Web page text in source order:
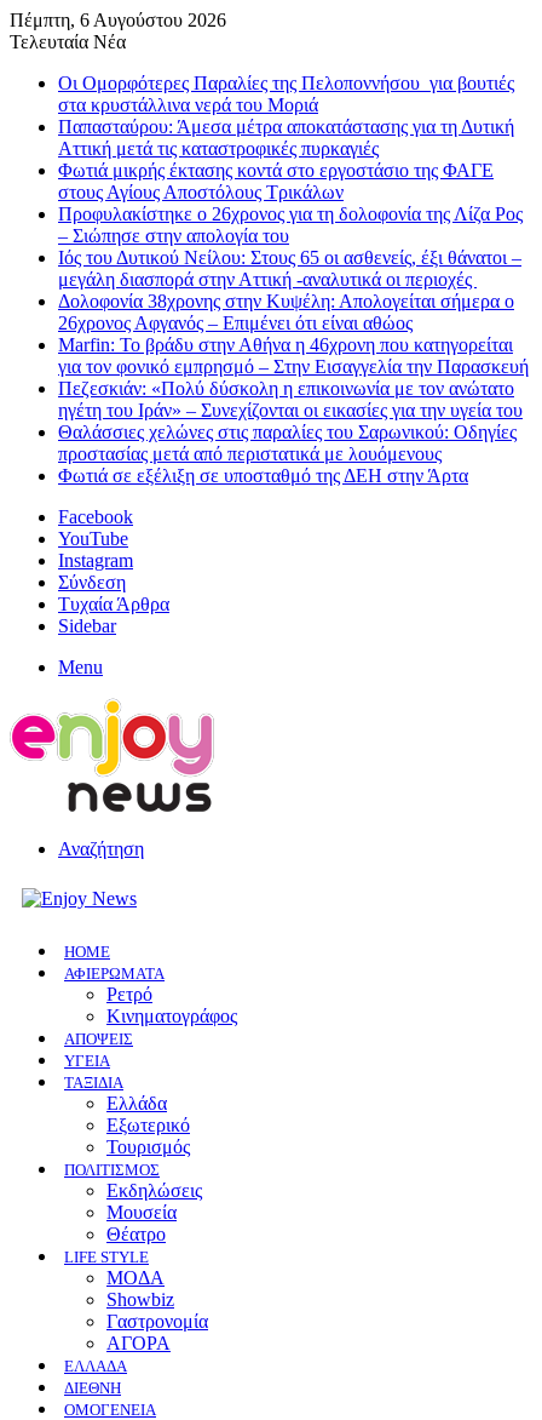
Πέμπτη, 6 Αυγούστου 2026
Τελευταία Νέα
Οι Ομορφότερες Παραλίες της Πελοποννήσου για βουτιές
στα κρυστάλλινα νερά του Μοριά
Παπασταύρου: Άμεσα μέτρα αποκατάστασης για τη Δυτική
Αττική μετά τις καταστροφικές πυρκαγιές
Φωτιά μικρής έκτασης κοντά στο εργοστάσιο της ΦΑΓΕ
στους Αγίους Αποστόλους Τρικάλων
Προφυλακίστηκε ο 26χρονος για τη δολοφονία της Λίζα Ρος
– Σιώπησε στην απολογία του
Ιός του Δυτικού Νείλου: Στους 65 οι ασθενείς, έξι θάνατοι –
μεγάλη διασπορά στην Αττική -αναλυτικά οι περιοχές
Δολοφονία 38χρονης στην Κυψέλη: Απολογείται σήμερα ο
26χρονος Αφγανός – Επιμένει ότι είναι αθώος
Marfin: Το βράδυ στην Αθήνα η 46χρονη που κατηγορείται
για τον φονικό εμπρησμό – Στην Εισαγγελία την Παρασκευή
Πεζεσκιάν: «Πολύ δύσκολη η επικοινωνία με τον ανώτατο
ηγέτη του Ιράν» – Συνεχίζονται οι εικασίες για την υγεία του
Θαλάσσιες χελώνες στις παραλίες του Σαρωνικού: Οδηγίες
προστασίας μετά από περιστατικά με λουόμενους
Φωτιά σε εξέλιξη σε υποσταθμό της ΔΕΗ στην Άρτα
Facebook
YouTube
Instagram
Σύνδεση
Τυχαία Άρθρα
Sidebar
Menu
Αναζήτηση
HOME
ΑΦΙΕΡΩΜΑΤΑ
Ρετρό
Κινηματογράφος
ΑΠΟΨΕΙΣ
ΥΓΕΙΑ
ΤΑΞΙΔΙΑ
Ελλάδα
Εξωτερικό
Τουρισμός
ΠΟΛΙΤΙΣΜΟΣ
Eκδηλώσεις
Mουσεία
Θέατρο
LIFE STYLE
ΜΟΔΑ
Showbiz
Γαστρονομία
ΑΓΟΡΑ
ΕΛΛΆΔΑ
ΔΙΕΘΝΉ
ΟΜΟΓΈΝΕΙΑ